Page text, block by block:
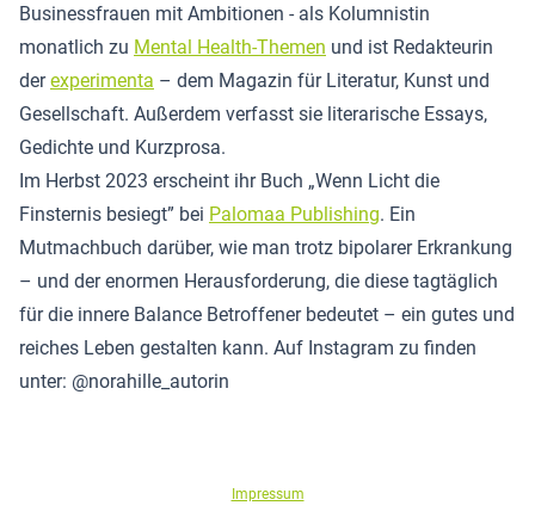
Businessfrauen mit Ambitionen - als Kolumnistin
monatlich zu Mental Health-Themen und ist Redakteurin
derexperimenta – dem Magazin für Literatur, Kunst und
Gesellschaft. Außerdem verfasst sie literarische Essays,
Gedichte und Kurzprosa.
Im Herbst 2023 erscheint ihr Buch „Wenn Licht die
Finsternis besiegt” bei Palomaa Publishing. Ein
Mutmachbuch darüber, wie man trotz bipolarer Erkrankung
– und der enormen Herausforderung, die diese tagtäglich
für die innere Balance Betroffener bedeutet – ein gutes und
reiches Leben gestalten kann. Auf Instagram zu finden
unter: @norahille_autorin
Impressum